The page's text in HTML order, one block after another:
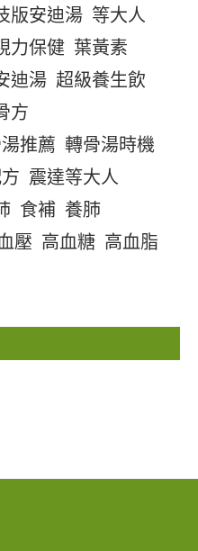
版安迪湯 等大人
力保健 葉黃素
迪湯 超級養生飲
方
推薦 轉骨湯時機
震達等大人
食補 養肺
壓 高血糖 高血脂